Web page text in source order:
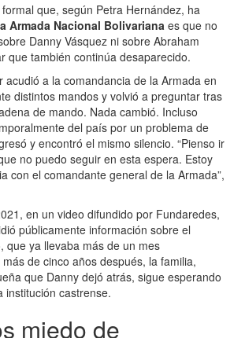
que, según Petra Hernández, ha
Armada Nacional Bolivariana es que no
Danny Vásquez ni sobre Abraham
que también continúa desaparecido.
acudió a la comandancia de la Armada en
distintos mandos y volvió a preguntar tras
de mando. Nada cambió. Incluso
del país por un problema de
y encontró el mismo silencio. “Pienso ir
no puedo seguir en esta espera. Estoy
con el comandante general de la Armada”,
en un video difundido por Fundaredes,
públicamente información sobre el
que ya llevaba más de un mes
de cinco años después, la familia,
que Danny dejó atrás, sigue esperando
institución castrense.
miedo de